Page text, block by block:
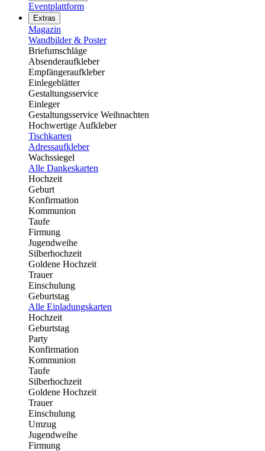
Eventplattform
Extras
Magazin
Wandbilder & Poster
Briefumschläge
Absenderaufkleber
Empfängeraufkleber
Einlegeblätter
Gestaltungsservice
Einleger
Gestaltungsservice Weihnachten
Hochwertige Aufkleber
Tischkarten
Adressaufkleber
Wachssiegel
Alle Dankeskarten
Hochzeit
Geburt
Konfirmation
Kommunion
Taufe
Firmung
Jugendweihe
Silberhochzeit
Goldene Hochzeit
Trauer
Einschulung
Geburtstag
Alle Einladungskarten
Hochzeit
Geburtstag
Party
Konfirmation
Kommunion
Taufe
Silberhochzeit
Goldene Hochzeit
Trauer
Einschulung
Umzug
Jugendweihe
Firmung